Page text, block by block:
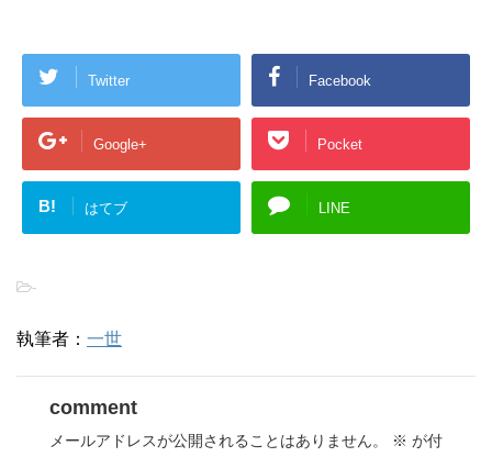
Twitter Facebook
Google+ Pocket
B! はてブ LINE
-
執筆者： 一世
comment
メールアドレスが公開されることはありません。 ※ が付